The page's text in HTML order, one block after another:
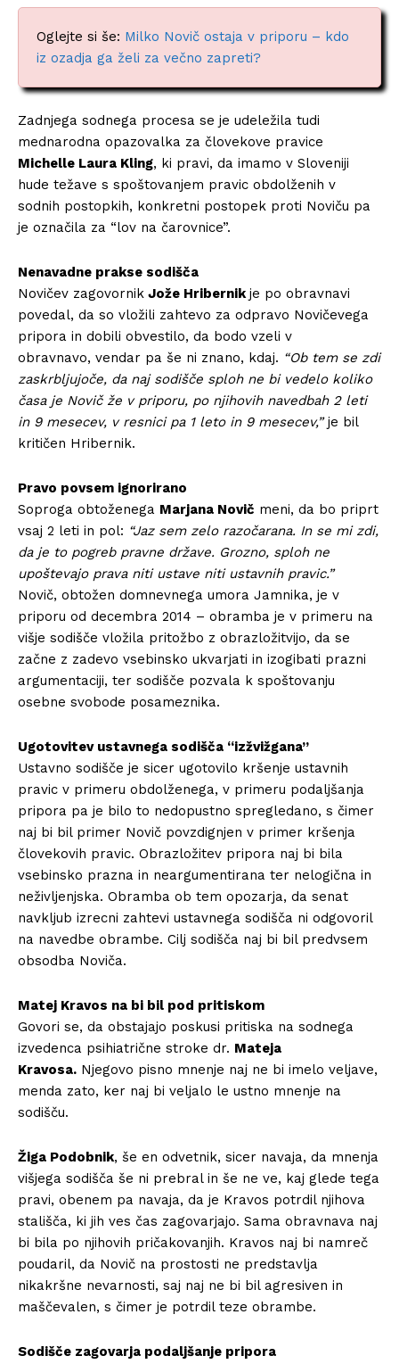
Oglejte si še: Milko Novič ostaja v priporu – kdo
iz ozadja ga želi za večno zapreti?
Zadnjega sodnega procesa se je udeležila tudi
mednarodna opazovalka za človekove pravice
Michelle Laura Kling, ki pravi, da imamo v Sloveniji
hude težave s spoštovanjem pravic obdolženih v
sodnih postopkih, konkretni postopek proti Noviču pa
je označila za “lov na čarovnice”.
Nenavadne prakse sodišča
Novičev zagovornik Jože Hribernikje po obravnavi
povedal, da so vložili zahtevo za odpravo Novičevega
pripora in dobili obvestilo, da bodo vzeli v
obravnavo, vendar pa še ni znano, kdaj. “Ob tem se zdi
zaskrbljujoče, da naj sodišče sploh ne bi vedelo koliko
časa je Novič že v priporu, po njihovih navedbah 2 leti
in 9 mesecev, v resnici pa 1 leto in 9 mesecev,”je bil
kritičen Hribernik.
Pravo povsem ignorirano
Soproga obtoženega Marjana Novič meni, da bo priprt
vsaj 2 leti in pol: “Jaz sem zelo razočarana. In se mi zdi,
da je to pogreb pravne države. Grozno, sploh ne
upoštevajo prava niti ustave niti ustavnih pravic.”
Novič, obtožen domnevnega umora Jamnika, je v
priporu od decembra 2014 – obramba je v primeru na
višje sodišče vložila pritožbo z obrazložitvijo, da se
začne z zadevo vsebinsko ukvarjati in izogibati prazni
argumentaciji, ter sodišče pozvala k spoštovanju
osebne svobode posameznika.
Ugotovitev ustavnega sodišča “izžvižgana”
Ustavno sodišče je sicer ugotovilo kršenje ustavnih
pravic v primeru obdolženega, v primeru podaljšanja
pripora pa je bilo to nedopustno spregledano, s čimer
naj bi bil primer Novič povzdignjen v primer kršenja
človekovih pravic. Obrazložitev pripora naj bi bila
vsebinsko prazna in neargumentirana ter nelogična in
neživljenjska. Obramba ob tem opozarja, da senat
navkljub izrecni zahtevi ustavnega sodišča ni odgovoril
na navedbe obrambe. Cilj sodišča naj bi bil predvsem
obsodba Noviča.
Matej Kravos na bi bil pod pritiskom
Govori se, da obstajajo poskusi pritiska na sodnega
izvedenca psihiatrične stroke dr. Mateja
Kravosa. Njegovo pisno mnenje naj ne bi imelo veljave,
menda zato, ker naj bi veljalo le ustno mnenje na
sodišču.
Žiga Podobnik, še en odvetnik, sicer navaja, da mnenja
višjega sodišča še ni prebral in še ne ve, kaj glede tega
pravi, obenem pa navaja, da je Kravos potrdil njihova
stališča, ki jih ves čas zagovarjajo. Sama obravnava naj
bi bila po njihovih pričakovanjih. Kravos naj bi namreč
poudaril, da Novič na prostosti ne predstavlja
nikakršne nevarnosti, saj naj ne bi bil agresiven in
maščevalen, s čimer je potrdil teze obrambe.
Sodišče zagovarja podaljšanje pripora